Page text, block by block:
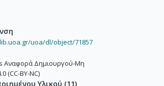
uoa/dl/object/71857
Αναφορά Δημιουργού-Μη
(CC-BY-NC)
Υλικού (11)